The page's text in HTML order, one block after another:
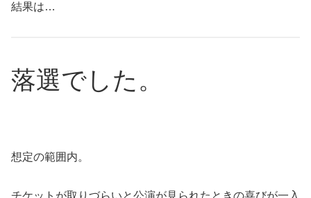
結果は…
落選でした。
想定の範囲内。